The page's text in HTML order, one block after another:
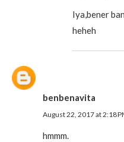
Iya,bener
heheh
benbenavita
August 22, 2017 at 2:18
hmmm.